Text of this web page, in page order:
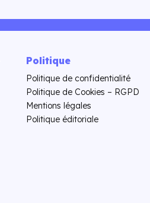
Politique
Politique de confidentialité
Politique de Cookies – RGPD
Mentions légales
Politique éditoriale